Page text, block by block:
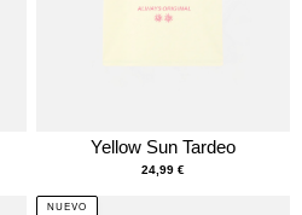
Yellow Sun Tardeo
24,99 €
NUEVO